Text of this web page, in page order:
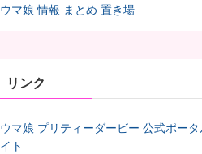
ウマ娘 情報 まとめ 置き場
リンク
ウマ娘 プリティーダービー 公式ポー
イト